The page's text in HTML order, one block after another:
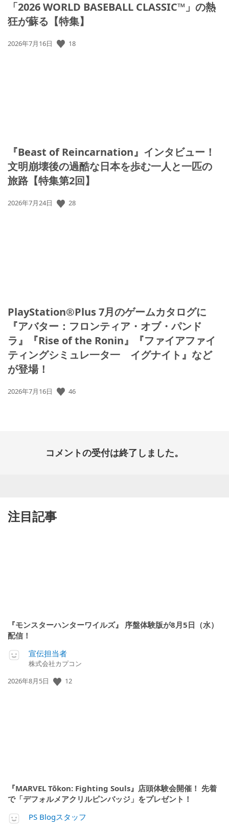
「2026 WORLD BASEBALL CLASSIC™」の熱
狂が蘇る【特集】
公
2026年7月16日 18
『Beast of Reincarnation』インタビュー！
文明崩壊後の過酷な日本を歩む一人と一匹の
旅路【特集第2回】
公
2026年7月24日 28
PlayStation®Plus 7月のゲームカタログに
『アバター：フロンティア・オブ・パンド
ラ』『Rise of the Ronin』『ファイアファイ
ティングシミュレ一タ一 イグナイト』など
が登場！
公
2026年7月16日 46
コメントの受付は終了しました。
注目記事
『モンスターハンターワイルズ』 序盤体験版が8月5日（水）
配信！
宣伝担当者
株式会社カプコン
公
2026年8月5日 12
『MARVEL Tōkon: Fighting Souls』店頭体験会開催！ 先着
で「デフォルメアクリルピンバッジ」をプレゼント！
PS Blogスタッフ